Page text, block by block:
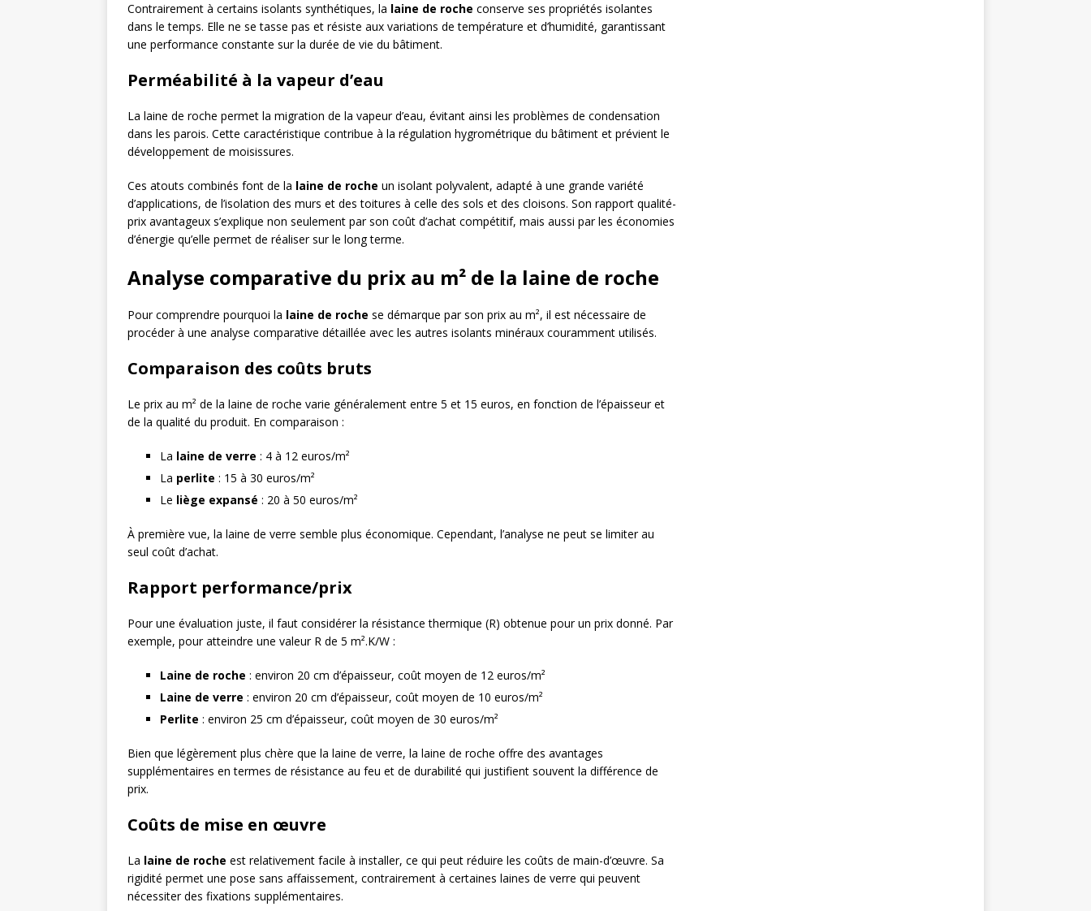
Contrairement à certains isolants synthétiques, la laine de roche conserve ses propriétés isolantes
dans le temps. Elle ne se tasse pas et résiste aux variations de température et d’humidité, garantissant
une performance constante sur la durée de vie du bâtiment.
Perméabilité à la vapeur d’eau
La laine de roche permet la migration de la vapeur d’eau, évitant ainsi les problèmes de condensation
dans les parois. Cette caractéristique contribue à la régulation hygrométrique du bâtiment et prévient le
développement de moisissures.
Ces atouts combinés font de la laine de roche un isolant polyvalent, adapté à une grande variété
d’applications, de l’isolation des murs et des toitures à celle des sols et des cloisons. Son rapport qualité-
prix avantageux s’explique non seulement par son coût d’achat compétitif, mais aussi par les économies
d’énergie qu’elle permet de réaliser sur le long terme.
Analyse comparative du prix au m² de la laine de roche
Pour comprendre pourquoi la laine de roche se démarque par son prix au m², il est nécessaire de
procéder à une analyse comparative détaillée avec les autres isolants minéraux couramment utilisés.
Comparaison des coûts bruts
Le prix au m² de la laine de roche varie généralement entre 5 et 15 euros, en fonction de l’épaisseur et
de la qualité du produit. En comparaison :
La laine de verre : 4 à 12 euros/m²
La perlite : 15 à 30 euros/m²
Le liège expansé : 20 à 50 euros/m²
À première vue, la laine de verre semble plus économique. Cependant, l’analyse ne peut se limiter au
seul coût d’achat.
Rapport performance/prix
Pour une évaluation juste, il faut considérer la résistance thermique (R) obtenue pour un prix donné. Par
exemple, pour atteindre une valeur R de 5 m².K/W :
Laine de roche : environ 20 cm d’épaisseur, coût moyen de 12 euros/m²
Laine de verre : environ 20 cm d’épaisseur, coût moyen de 10 euros/m²
Perlite : environ 25 cm d’épaisseur, coût moyen de 30 euros/m²
Bien que légèrement plus chère que la laine de verre, la laine de roche offre des avantages
supplémentaires en termes de résistance au feu et de durabilité qui justifient souvent la différence de
prix.
Coûts de mise en œuvre
La laine de roche est relativement facile à installer, ce qui peut réduire les coûts de main-d’œuvre. Sa
rigidité permet une pose sans affaissement, contrairement à certaines laines de verre qui peuvent
nécessiter des fixations supplémentaires.